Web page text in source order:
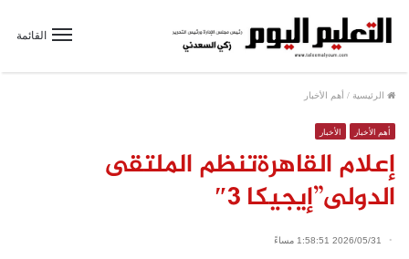
القائمة
الرئيسية / أهم الأخبار
أهم الأخبار الأخبار
إعلام القاهرةتنظم الملتقى
الدولى”إيجيكا 3″
2026/05/31 1:58:51 مساءً